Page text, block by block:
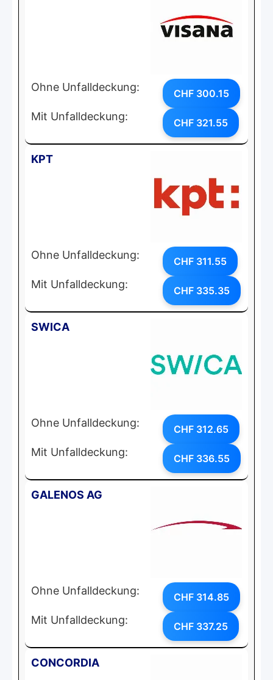
Ohne Unfalldeckung: CHF 300.15
Mit Unfalldeckung: CHF 321.55
KPT
Ohne Unfalldeckung: CHF 311.55
Mit Unfalldeckung: CHF 335.35
SWICA
Ohne Unfalldeckung: CHF 312.65
Mit Unfalldeckung: CHF 336.55
GALENOS AG
Ohne Unfalldeckung: CHF 314.85
Mit Unfalldeckung: CHF 337.25
CONCORDIA